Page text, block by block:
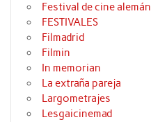
Festival de cine alemán
FESTIVALES
Filmadrid
Filmin
In memorian
La extraña pareja
Largometrajes
Lesgaicinemad